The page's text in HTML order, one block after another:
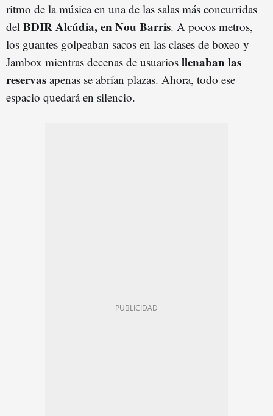
ritmo de la música en una de las salas más concurridas
del BDIR Alcúdia, en Nou Barris. A pocos metros,
los guantes golpeaban sacos en las clases de boxeo y
Jambox mientras decenas de usuarios llenaban las
reservas apenas se abrían plazas. Ahora, todo ese
espacio quedará en silencio.